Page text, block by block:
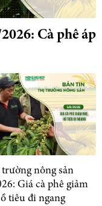
Cà phê áp
nông sản
Giá cà phê giảm
tiêu đi ngang